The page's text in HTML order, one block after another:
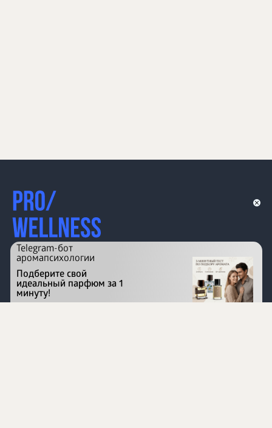
Перейти на сайт
Telegram-бот
аромапсихологии
Подберите свой
идеальный парфюм за 1
минуту!